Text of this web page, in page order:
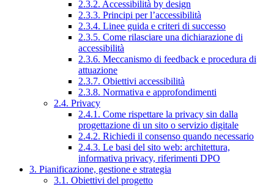
2.3.2. Accessibilità by design
2.3.3. Principi per l’accessibilità
2.3.4. Linee guida e criteri di successo
2.3.5. Come rilasciare una dichiarazione di
accessibilità
2.3.6. Meccanismo di feedback e procedura di
attuazione
2.3.7. Obiettivi accessibilità
2.3.8. Normativa e approfondimenti
2.4. Privacy
2.4.1. Come rispettare la privacy sin dalla
progettazione di un sito o servizio digitale
2.4.2. Richiedi il consenso quando necessario
2.4.3. Le basi del sito web: architettura,
informativa privacy, riferimenti DPO
3. Pianificazione, gestione e strategia
3.1. Obiettivi del progetto